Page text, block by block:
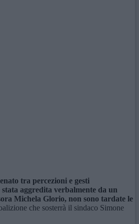
tra percezioni e gesti
aggredita verbalmente da un
Michela Glorio, non sono tardate le
che sosterrà il sindaco Simone